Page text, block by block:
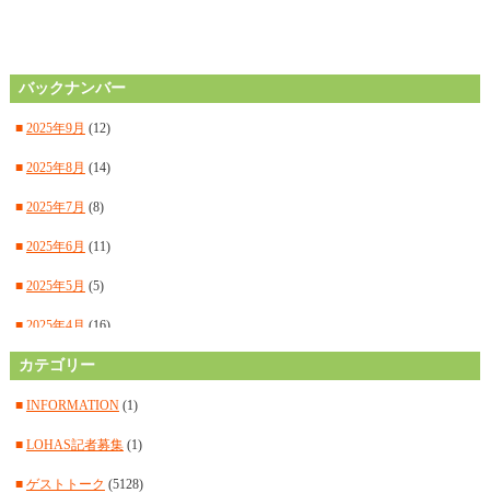
バックナンバー
■ 2025年9月 (12)
■ 2025年8月 (14)
■ 2025年7月 (8)
■ 2025年6月 (11)
■ 2025年5月 (5)
■ 2025年4月 (16)
■2025年3月(14)
■ 2025年2月(15)
■ 2025年1月(12)
■ 2024年12月(14)
カテゴリー
■ INFORMATION(1)
■ LOHAS記者募集(1)
■ ゲストトーク (5128)